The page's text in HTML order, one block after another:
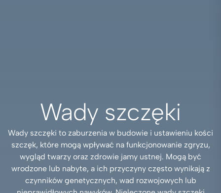
Wady szczęki
Wady szczęki to zaburzenia w budowie i ustawieniu kości
szczęk, które mogą wpływać na funkcjonowanie zgryzu,
wygląd twarzy oraz zdrowie jamy ustnej. Mogą być
wrodzone lub nabyte, a ich przyczyny często wynikają z
czynników genetycznych, wad rozwojowych lub